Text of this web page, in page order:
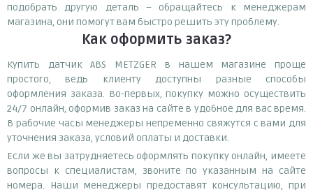
подобрать другую деталь – обращайтесь к менеджерам
магазина, они помогут вам быстро решить эту проблему.
Как оформить заказ?
Купить датчик ABS METZGER в нашем магазине проще
простого, ведь клиенту доступны разные способы
оформления заказа. Во-первых, покупку можно осуществить
24/7 онлайн, оформив заказ на сайте в удобное для вас время.
В рабочие часы менеджеры непременно свяжутся с вами для
уточнения заказа, условий оплаты и доставки.
Если же вы затрудняетесь оформлять покупку онлайн, имеете
вопросы к специалистам, звоните по указанным на сайте
номера. Наши менеджеры предоставят консультацию, при